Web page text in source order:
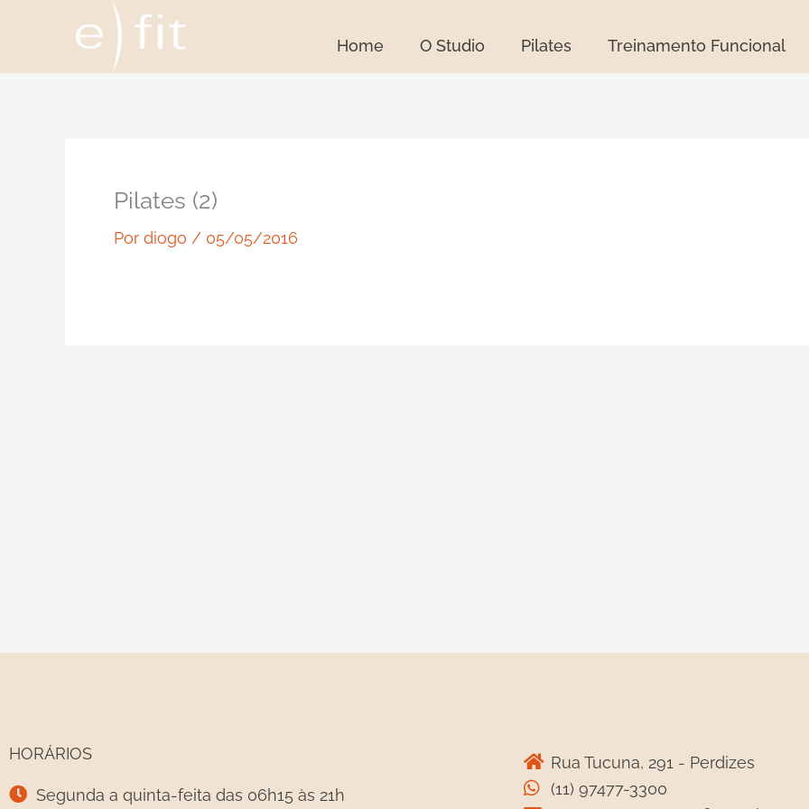
Home O Studio Pilates Treinamento Funcional
Pilates (2)
Por diogo / 05/05/2016
HORÁRIOS
Segunda a quinta-feita das 06h15 às 21h
Rua Tucuna, 291 - Perdizes
(11) 97477-3300